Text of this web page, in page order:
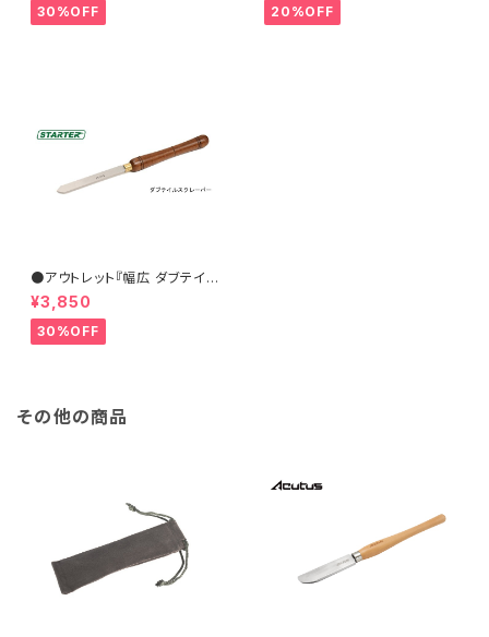
30%OFF 20%OFF
●アウトレット『幅広 ダブテイル
スクレーパー 31×6.5mm』【ST
ARTER】ターニングツール ハイ
ス鋼 旋盤用刃物 ウッドターニン
グ 訳あり
¥3,850
30%OFF
その他の商品